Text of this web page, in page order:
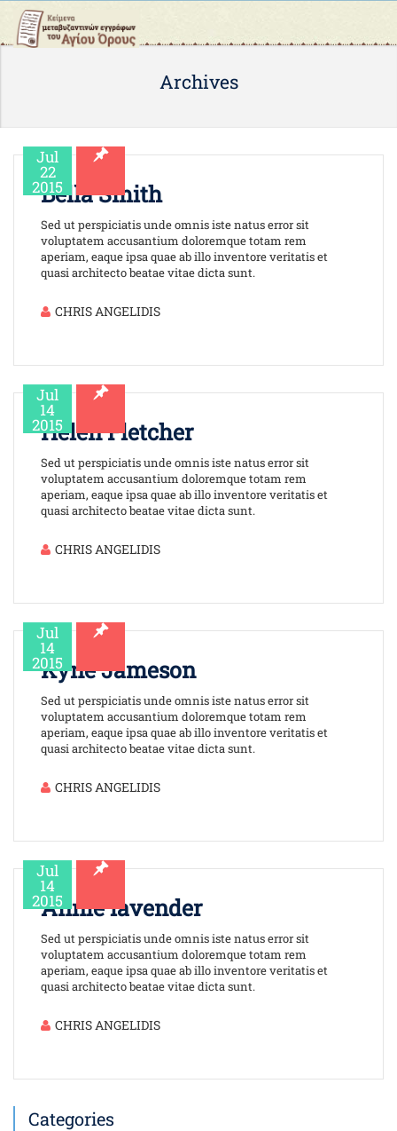
Archives
Jul
22
2015
Bella Smith
Sed ut perspiciatis unde omnis iste natus error sit
voluptatem accusantium doloremque totam rem
aperiam, eaque ipsa quae ab illo inventore veritatis et
quasi architecto beatae vitae dicta sunt.
CHRIS ANGELIDIS
Jul
14
2015
Helen Fletcher
Sed ut perspiciatis unde omnis iste natus error sit
voluptatem accusantium doloremque totam rem
aperiam, eaque ipsa quae ab illo inventore veritatis et
quasi architecto beatae vitae dicta sunt.
CHRIS ANGELIDIS
Jul
14
2015
Kyne Jameson
Sed ut perspiciatis unde omnis iste natus error sit
voluptatem accusantium doloremque totam rem
aperiam, eaque ipsa quae ab illo inventore veritatis et
quasi architecto beatae vitae dicta sunt.
CHRIS ANGELIDIS
Jul
14
2015
Annie lavender
Sed ut perspiciatis unde omnis iste natus error sit
voluptatem accusantium doloremque totam rem
aperiam, eaque ipsa quae ab illo inventore veritatis et
quasi architecto beatae vitae dicta sunt.
CHRIS ANGELIDIS
Categories